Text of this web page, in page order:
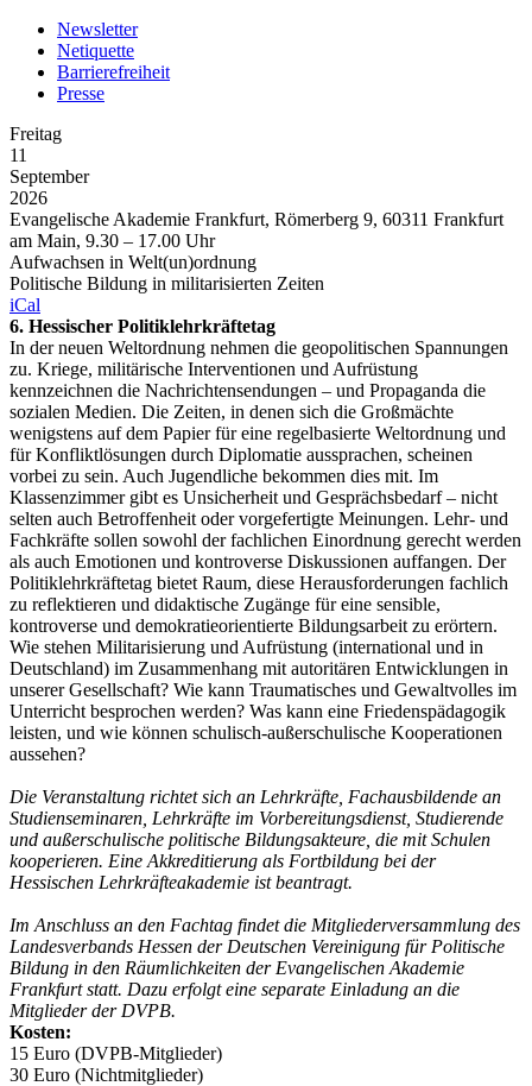
Newsletter
Netiquette
Barrierefreiheit
Presse
Freitag
11
September
2026
Evangelische Akademie Frankfurt, Römerberg 9, 60311 Frankfurt
am Main, 9.30 – 17.00 Uhr
Aufwachsen in Welt(un)ordnung
Politische Bildung in militarisierten Zeiten
iCal
6. Hessischer Politiklehrkräftetag
In der neuen Weltordnung nehmen die geopolitischen Spannungen
zu. Kriege, militärische Interventionen und Aufrüstung
kennzeichnen die Nachrichtensendungen – und Propaganda die
sozialen Medien. Die Zeiten, in denen sich die Großmächte
wenigstens auf dem Papier für eine regelbasierte Weltordnung und
für Konfliktlösungen durch Diplomatie aussprachen, scheinen
vorbei zu sein. Auch Jugendliche bekommen dies mit. Im
Klassenzimmer gibt es Unsicherheit und Gesprächsbedarf – nicht
selten auch Betroffenheit oder vorgefertigte Meinungen. Lehr- und
Fachkräfte sollen sowohl der fachlichen Einordnung gerecht werden
als auch Emotionen und kontroverse Diskussionen auffangen. Der
Politiklehrkräftetag bietet Raum, diese Herausforderungen fachlich
zu reflektieren und didaktische Zugänge für eine sensible,
kontroverse und demokratieorientierte Bildungsarbeit zu erörtern.
Wie stehen Militarisierung und Aufrüstung (international und in
Deutschland) im Zusammenhang mit autoritären Entwicklungen in
unserer Gesellschaft? Wie kann Traumatisches und Gewaltvolles im
Unterricht besprochen werden? Was kann eine Friedenspädagogik
leisten, und wie können schulisch-außerschulische Kooperationen
aussehen?
Die Veranstaltung richtet sich an Lehrkräfte, Fachausbildende an
Studienseminaren, Lehrkräfte im Vorbereitungsdienst, ­Studierende
und außerschulische politische Bildungsakteure, die mit Schulen
kooperieren. Eine Akkreditierung als Fortbildung bei der
Hessischen Lehrkräfteakademie ist beantragt.
Im Anschluss an den Fachtag findet die Mitgliederversammlung des
Landesverbands Hessen der Deutschen Vereinigung für Politische
Bildung in den Räumlichkeiten der Evangelischen Akademie
Frankfurt statt. Dazu erfolgt eine separate Einladung an die
Mitglieder der DVPB.
Kosten:
15 Euro (DVPB-Mitglieder)
30 Euro (Nichtmitglieder)